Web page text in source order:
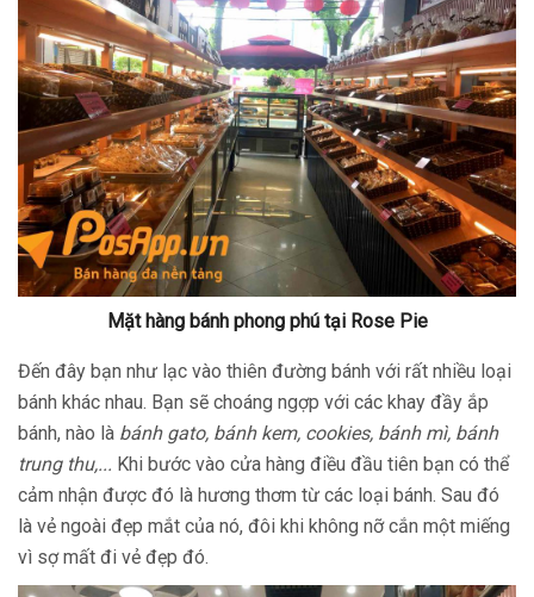
Mặt hàng bánh phong phú tại Rose Pie
Đến đây bạn như lạc vào thiên đường bánh với rất nhiều loại
bánh khác nhau. Bạn sẽ choáng ngợp với các khay đầy ắp
bánh, nào là bánh gato, bánh kem, cookies, bánh mì, bánh
trung thu,... Khi bước vào cửa hàng điều đầu tiên bạn có thể
cảm nhận được đó là hương thơm từ các loại bánh. Sau đó
là vẻ ngoài đẹp mắt của nó, đôi khi không nỡ cắn một miếng
vì sợ mất đi vẻ đẹp đó.